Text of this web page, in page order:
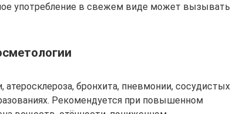
употребление в свежем виде может вызывать
атеросклероза, бронхита, пневмонии, сосудистых
Рекомендуется при повышенном